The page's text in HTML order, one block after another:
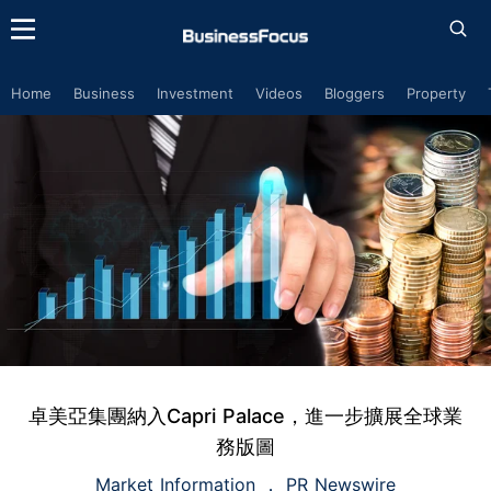
Home Business Investment Videos Bloggers Property
卓美亞集團納入Capri Palace，進一步擴展全球業
務版圖
Market Information PR Newswire